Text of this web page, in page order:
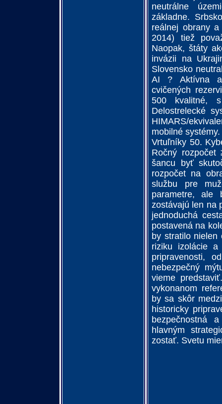
neutrálne
základne.
reálnej obrany
2014) tiež
Naopak, štáty
invázii na
Slovensko
AI ? Aktívna
cvičených
500 kvalitné,
Delostrelecké
HIMARS/
mobilné
Vrtuľníky 50.
Ročný rozpočet
šancu byť
rozpočet na
službu pre
parametre, ale
zostávajú len na
jednoduchá
postavená na
by stratilo nielen
riziku izolácie a
pripravenosti,
nebezpečný
vieme
vykonanom
by sa skôr
historicky
bezpečnostná
hlavným
zostať. Svetu